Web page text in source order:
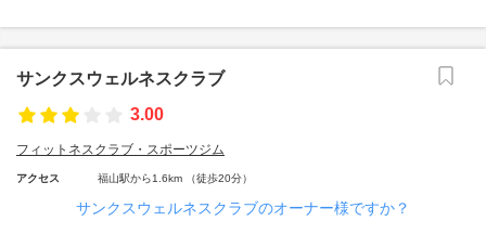
サンクスウェルネスクラブ
3.00
フィットネスクラブ・スポーツジム
アクセス 福山駅から1.6km （徒歩20分）
サンクスウェルネスクラブのオーナー様ですか？